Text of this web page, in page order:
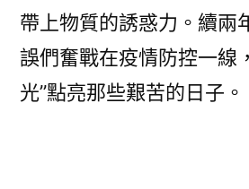
帶上物質的誘惑力。續兩
誤們奮戰在疫情防控一線
光”點亮那些艱苦的日子。